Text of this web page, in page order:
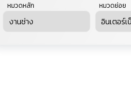
หมวดหลัก หมวดย่อย